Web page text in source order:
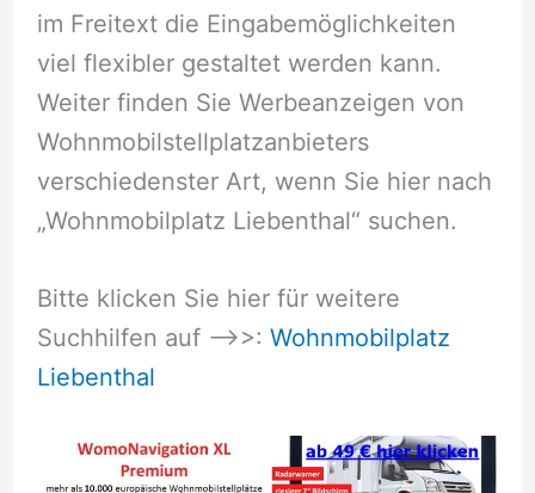
im Freitext die Eingabemöglichkeiten
viel flexibler gestaltet werden kann.
Weiter finden Sie Werbeanzeigen von
Wohnmobilstellplatzanbieters
verschiedenster Art, wenn Sie hier nach
„Wohnmobilplatz Liebenthal“ suchen.
Bitte klicken Sie hier für weitere
Suchhilfen auf –>>: Wohnmobilplatz
Liebenthal